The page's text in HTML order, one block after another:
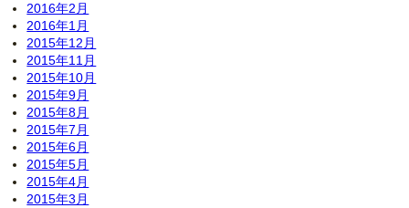
2016年2月
2016年1月
2015年12月
2015年11月
2015年10月
2015年9月
2015年8月
2015年7月
2015年6月
2015年5月
2015年4月
2015年3月